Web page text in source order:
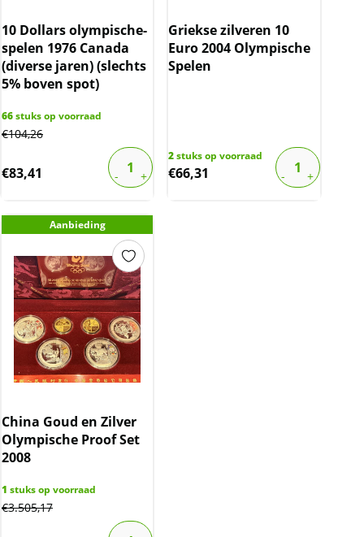
10 Dollars olympische-
spelen 1976 Canada
(diverse jaren) (slechts
5% boven spot)
66stuks op voorraad
€104,26
€83,41
Griekse zilveren 10
Euro 2004 Olympische
Spelen
2stuks op voorraad
€66,31
Aanbieding
China Goud en Zilver
Olympische Proof Set
2008
1 stuks op voorraad
€3.505,17